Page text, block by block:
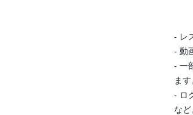
- レ
- 動
- 一
ま
- ロ
など